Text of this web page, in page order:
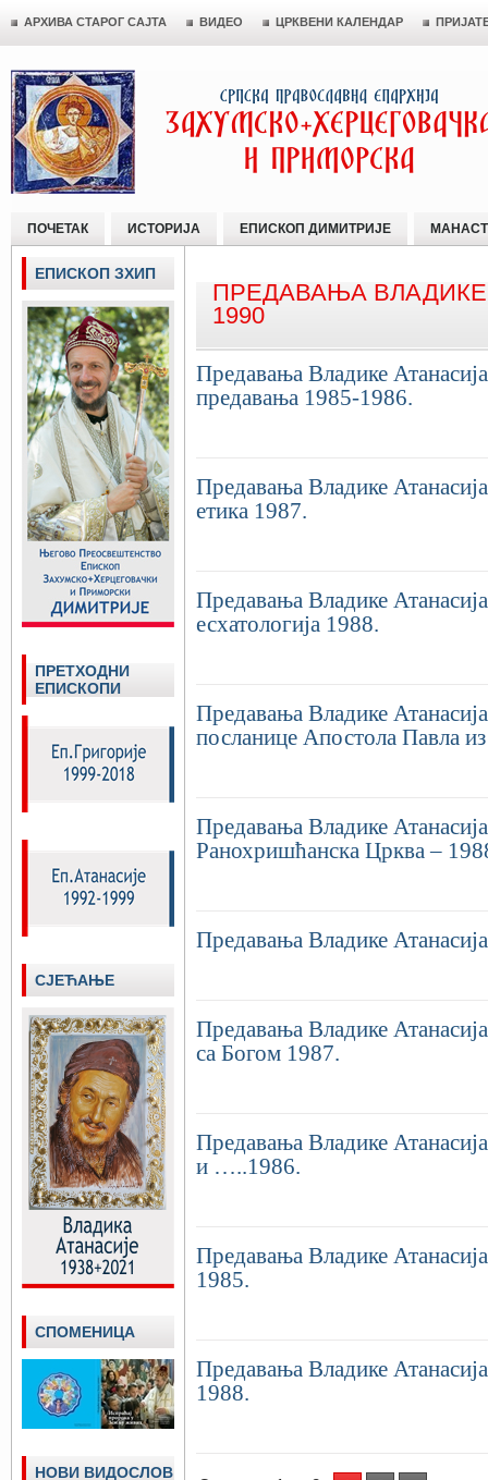
АРХИВА СТАРОГ САЈТА ВИДЕО ЦРКВЕНИ КАЛЕНДАР
ПОЧЕТАК ИСТОРИЈА ЕПИСКОП ДИМИТРИЈЕ
ПРЕДАВАЊА ВЛАДИКЕ
1990
Предавања Владике
предавања 1985-1986.
Предавања Владике
етика 1987.
Предавања Владике
есхатологија 1988.
Предавања Владике
посланице Апостола Павла
Предавања Владике
Ранохришћанска Црква –
Предавања Владике
Предавања Владике
са Богом 1987.
Предавања Владике
и …..1986.
Предавања Владике
1985.
Предавања Владике
1988.
ЕПИСКОП ЗХИП
ПРЕТХОДНИ
ЕПИСКОПИ
СЈЕЋАЊЕ
СПОМЕНИЦА
НОВИ ВИДОСЛОВ